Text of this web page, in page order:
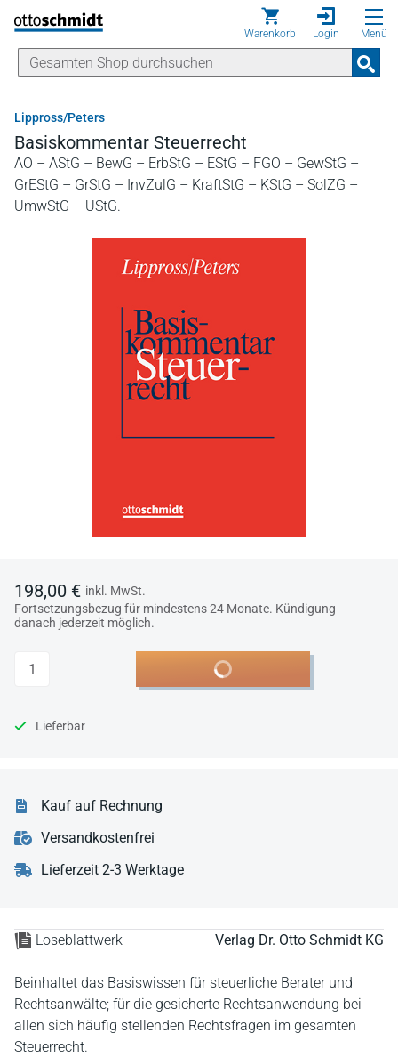
Direkt zum Inhalt
Warenkorb Login Menü
Lippross/Peters
Basiskommentar Steuerrecht
AO – AStG – BewG – ErbStG – EStG – FGO – GewStG –
GrEStG – GrStG – InvZulG – KraftStG – KStG – SolZG –
UmwStG – UStG.
Loseblattwerk Verlag Dr. Otto Schmidt KG
Beinhaltet das Basiswissen für steuerliche Berater und
Rechtsanwälte; für die gesicherte Rechtsanwendung bei
allen sich häufig stellenden Rechtsfragen im gesamten
Steuerrecht.
198,00 € inkl. MwSt.
Fortsetzungsbezug für mindestens 24 Monate. Kündigung
danach jederzeit möglich.
Anzahl In den Warenkorb
Lieferbar
Kauf auf Rechnung
Versandkostenfrei
Lieferzeit 2-3 Werktage